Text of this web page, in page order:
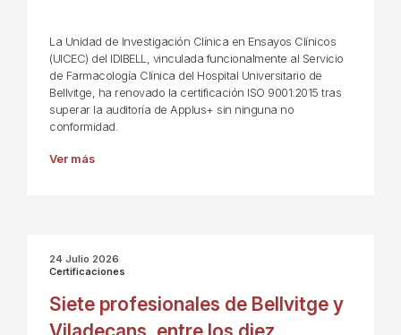
La Unidad de Investigación Clínica en Ensayos Clínicos
(UICEC) del IDIBELL, vinculada funcionalmente al Servicio
de Farmacología Clínica del Hospital Universitario de
Bellvitge, ha renovado la certificación ISO 9001:2015 tras
superar la auditoría de Applus+ sin ninguna no
conformidad.
Ver más
24 Julio 2026
Certificaciones
Siete profesionales de Bellvitge y